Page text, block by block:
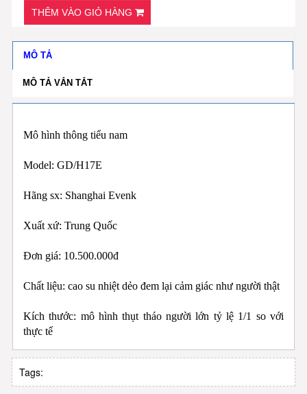
THÊM VÀO GIỎ HÀNG
MÔ TẢ
MÔ TẢ VẮN TẮT
Mô hình thông tiểu nam
Model: GD/H17E
Hãng sx: Shanghai Evenk
Xuất xứ: Trung Quốc
Đơn giá: 10.500.000đ
Chất liệu: cao su nhiệt dẻo đem lại cảm giác như người thật
Kích thước: mô hình thụt tháo người lớn tỷ lệ 1/1 so với
thực tế
Tags: